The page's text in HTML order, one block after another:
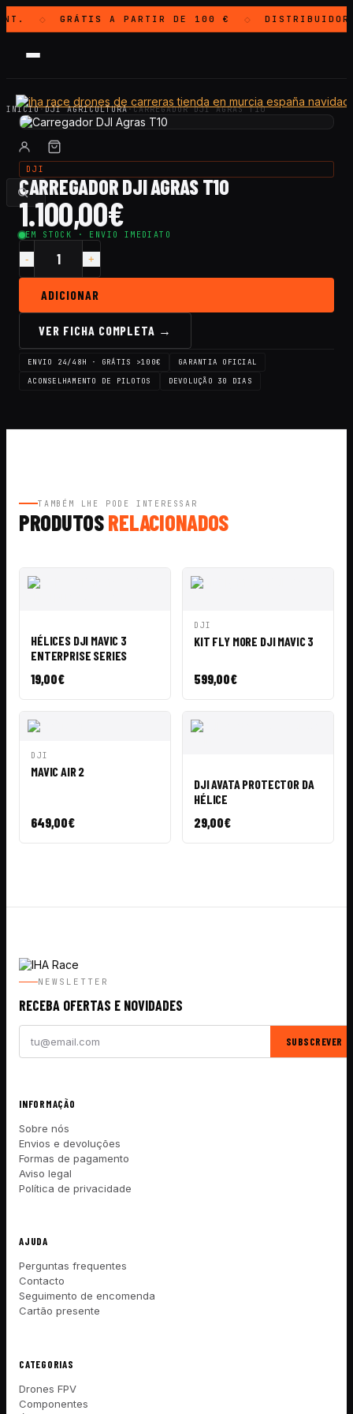
◇ GRÁTISA PARTIR DE 100 € ◇
INICIO·DJI AGRICULTURA·CARREGADOR DJI AGRAS T10
DJI
CARREGADOR DJI AGRAS T10
1.100,00€
EM STOCK · ENVIO IMEDIATO
Quantidade
Carregador
T10
ADICIONAR
VER FICHA COMPLETA →
ENVIO 24/48H · GRÁTIS >100€
GARANTIA OFICIAL
ACONSELHAMENTO DE PILOTOS
DEVOLUÇÃO 30 DIAS
TAMBÉM LHE PODE INTERESSAR
PRODUTOSRELACIONADOS
RÁPIDA
CARRINHO
HÉLICES DJI MAVIC 3
ENTERPRISE SERIES
19,00€
VISTA
RÁPIDA
CARRINHO
DJI
KIT FLY MORE DJI MAVIC 3
599,00€
VISTA
RÁPIDA
DJI
MAVIC AIR 2
649,00€
RÁPIDA
CARRINHO
DJI AVATA PROTECTOR DA
HÉLICE
29,00€
NEWSLETTER
RECEBA OFERTAS E NOVIDADES
SUBSCREVER
INFORMAÇÃO
Sobre nós
Envios e devoluções
Formas de pagamento
Aviso legal
Política de privacidade
AJUDA
Perguntas frequentes
Contacto
Seguimento de encomenda
Cartão presente
CATEGORIAS
Drones FPV
Componentes